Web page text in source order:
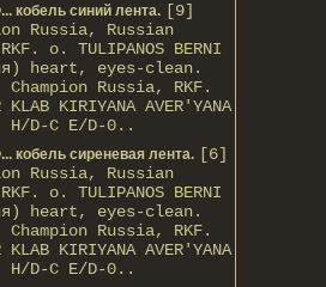
кобель синий лента. [9]
Russia, Russian
о. TULIPANOS BERNI
heart, eyes-clean.
Russia, RKF.
KLAB KIRIYANA AVER'YANA
D-С E/D-0..
кобель сиреневая лента. [6]
Russia, Russian
о. TULIPANOS BERNI
heart, eyes-clean.
Russia, RKF.
KLAB KIRIYANA AVER'YANA
D-С E/D-0..